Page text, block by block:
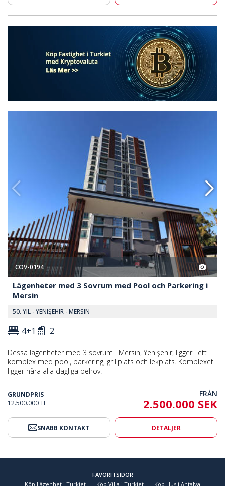
COV-0194
Lägenheter med 3 Sovrum med Pool och Parkering i
Mersin
50. YIL - YENIŞEHIR - MERSIN
4+1 2
Dessa lägenheter med 3 sovrum i Mersin, Yenişehir, ligger i ett
komplex med pool, parkering, grillplats och lekplats. Komplexet
ligger nära alla dagliga behov.
GRUNDPRIS
12.500.000 TL
FRÅN
2.500.000 SEK
SNABB KONTAKT DETALJER
FAVORITSIDOR
Köp Lägenhet i Turkiet
Köp Villa i Turkiet Köp Hus i Antalya